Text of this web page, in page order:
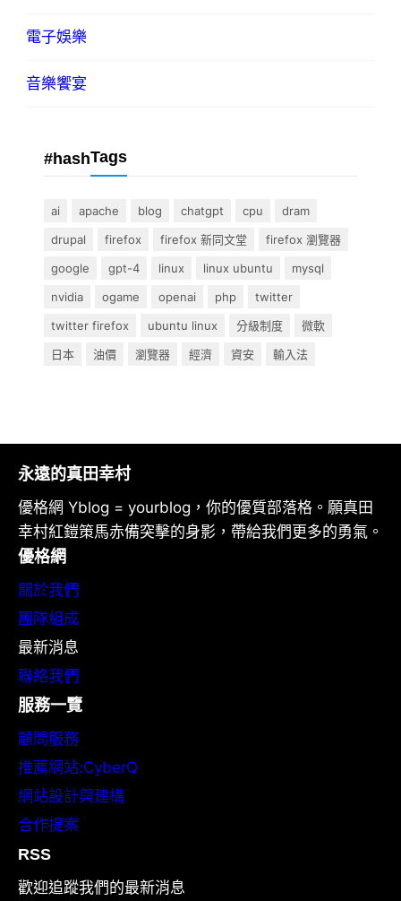
電子娛樂
音樂饗宴
#hashTags
ai apache blog chatgpt cpu
dram
drupal
firefox firefox 新同文堂
firefox 瀏覽器
google
gpt-4 linux linux ubuntu
mysql
nvidia
ogame openai php
twitter
twitter firefox
ubuntu linux 分級制度
微軟
日本
油價 瀏覽器 經濟 資安 輸入法
永遠的真田幸村
優格網 Yblog = yourblog，你的優質部落格。願真田
幸村紅鎧策馬赤備突擊的身影，帶給我們更多的勇氣。
優格網
關於我們
團隊組成
最新消息
聯絡我們
服務一覽
顧問服務
推薦網站:CyberQ
網站設計與建構
合作提案
RSS
歡迎追蹤我們的最新消息